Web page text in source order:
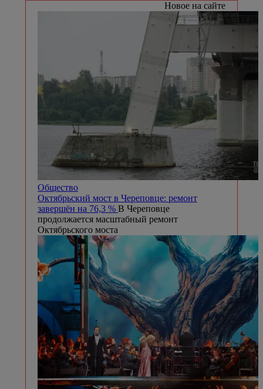
Новое на сайте
Общество
Октябрьский мост в Череповце: ремонт
завершён на 76,3 % В Череповце
продолжается масштабный ремонт
Октябрьского моста